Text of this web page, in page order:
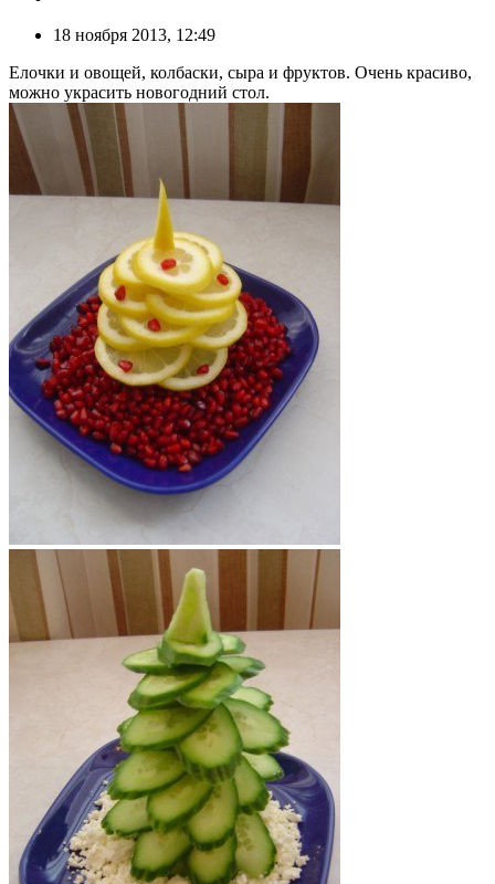
18 ноября 2013, 12:49
Елочки и овощей, колбаски, сыра и фруктов. Очень красиво,
можно украсить новогодний стол.